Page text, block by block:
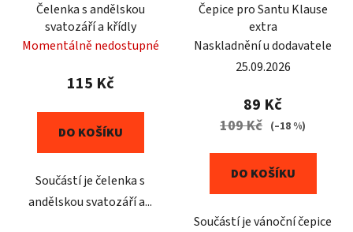
Čelenka s andělskou
svatozáří a křídly
Momentálně nedostupné
115 Kč
DO KOŠÍKU
Součástí je čelenka s
andělskou svatozáří a...
Čepice pro Santu Klause
extra
Naskladnění u dodavatele
25.09.2026
89 Kč
109 Kč (–18 %)
DO KOŠÍKU
Součástí je vánoční čepice